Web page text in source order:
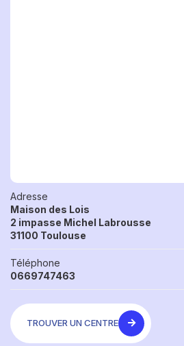
Adresse
Maison des Lois
2 impasse Michel Labrousse
31100 Toulouse
Téléphone
0669747463
TROUVER UN CENTRE